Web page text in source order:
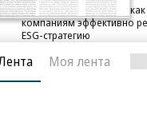
В ДОМ.РФ рассказали,
компаниям эффективно
ESG-стратегию
Моя лента